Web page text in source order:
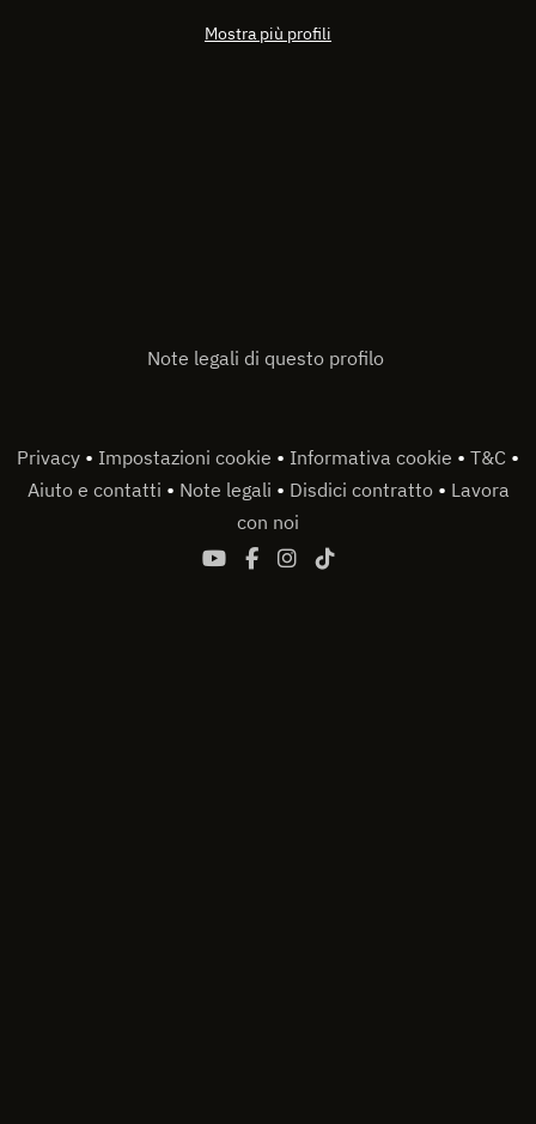
Mostra più profili
Note legali di questo profilo
Privacy • Impostazioni cookie • Informativa cookie • T&C •
Aiuto e contatti • Note legali • Disdici contratto • Lavora
con noi